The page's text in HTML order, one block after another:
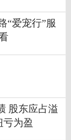
“爱宠行”服
股东应占溢
亏为盈